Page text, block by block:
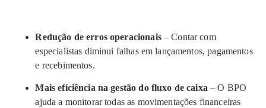
Redução de erros operacionais– Contar com
especialistas diminui falhas em lançamentos, pagamentos
e recebimentos.
Mais eficiência na gestão do fluxo de caixa – O BPO
ajuda a monitorar todas as movimentações financeiras